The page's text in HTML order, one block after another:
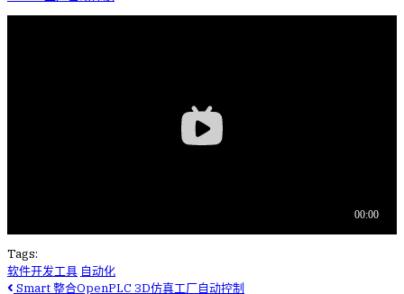
Tags:
软件开发工具 自动化
Smart 整合OpenPLC 3D仿真工厂自动控制